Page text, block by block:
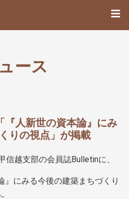
ース
『人新世の資本論』にみ
りの視点」が掲載
信越支部の会員誌Bulletinに、
』にみる今後の建築まちづくり